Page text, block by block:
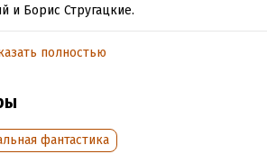
и Борис Стругацкие.
быть богом»,
начинается в субботу»,
полностью
фантастика